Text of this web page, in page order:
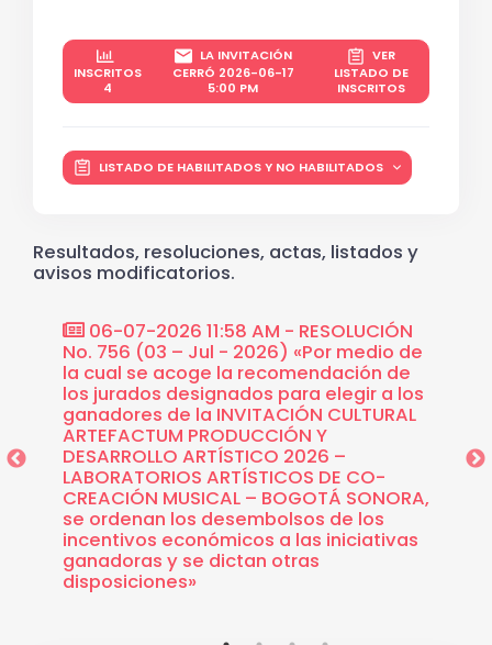
INSCRITOS
4
LA INVITACIÓN
CERRÓ 2026-06-17
5:00 PM
VER
LISTADO DE
INSCRITOS
LISTADO DE HABILITADOS Y NO HABILITADOS
Resultados, resoluciones, actas, listados y
avisos modificatorios.
06-07-2026 11:58 AM - RESOLUCIÓN
No. 756 (03 – Jul - 2026) «Por medio de
la cual se acoge la recomendación de
los jurados designados para elegir a los
ganadores de la INVITACIÓN CULTURAL
ARTEFACTUM PRODUCCIÓN Y
DESARROLLO ARTÍSTICO 2026 –
LABORATORIOS ARTÍSTICOS DE CO-
CREACIÓN MUSICAL – BOGOTÁ SONORA,
se ordenan los desembolsos de los
incentivos económicos a las iniciativas
ganadoras y se dictan otras
disposiciones»